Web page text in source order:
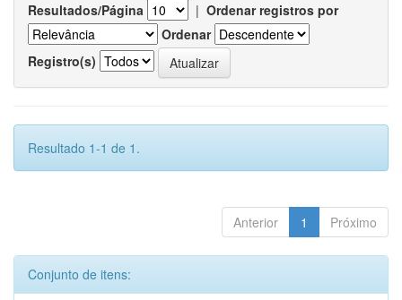
Resultados/Página | Ordenar registros por
Ordenar
Registro(s)
Resultado 1-1 de 1.
Anterior 1 Próximo
Conjunto de itens: